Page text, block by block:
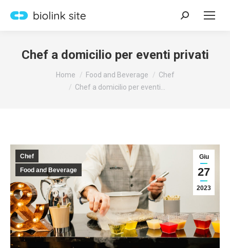
Search:
Chef a domicilio per eventi privati
Home Food and Beverage
Chef
Chef a domicilio per eventi…
Giu
27
2023
Chef
Food and Beverage